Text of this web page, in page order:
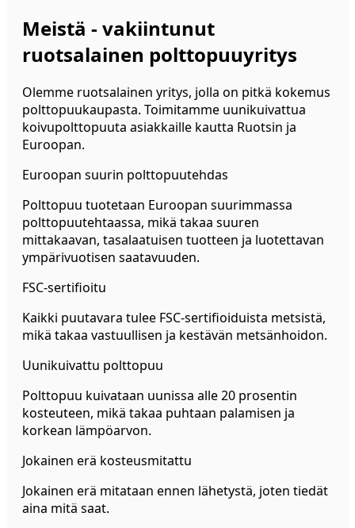
Meistä - vakiintunut
ruotsalainen polttopuuyritys
Olemme ruotsalainen yritys, jolla on pitkä kokemus
polttopuukaupasta. Toimitamme uunikuivattua
koivupolttopuuta asiakkaille kautta Ruotsin ja
Euroopan.
Euroopan suurin polttopuutehdas
Polttopuu tuotetaan Euroopan suurimmassa
polttopuutehtaassa, mikä takaa suuren
mittakaavan, tasalaatuisen tuotteen ja luotettavan
ympärivuotisen saatavuuden.
FSC-sertifioitu
Kaikki puutavara tulee FSC-sertifioiduista metsistä,
mikä takaa vastuullisen ja kestävän metsänhoidon.
Uunikuivattu polttopuu
Polttopuu kuivataan uunissa alle 20 prosentin
kosteuteen, mikä takaa puhtaan palamisen ja
korkean lämpöarvon.
Jokainen erä kosteusmitattu
Jokainen erä mitataan ennen lähetystä, joten tiedät
aina mitä saat.